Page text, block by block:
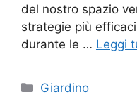
del nostro spazio
strategie più
durante le … Leggi
Categorie
Giardino